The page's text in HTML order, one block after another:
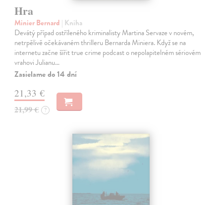
Hra
Minier Bernard | Kniha
Devátý případ ostříleného kriminalisty Martina Servaze v novém,
netrpělivě očekávaném thrilleru Bernarda Miniera. Když se na
internetu začne šířit true crime podcast o nepolapitelném sériovém
vrahovi Julianu…
Zasielame do 14 dní
21,33 €
21,99 € ?